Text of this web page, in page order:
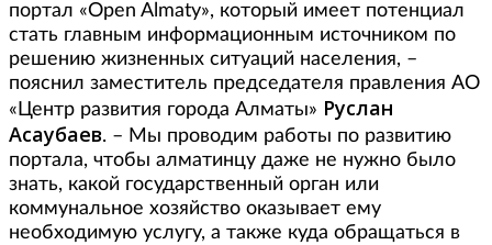
портал «Open Almaty», который имеет потенциал
стать главным информационным источником по
решению жизненных ситуаций населения, –
пояснил заместитель председателя правления АО
«Центр развития города Алматы» Руслан
Асаубаев. – Мы проводим работы по развитию
портала, чтобы алматинцу даже не нужно было
знать, какой государственный орган или
коммунальное хозяйство оказывает ему
необходимую услугу, а также куда обращаться в